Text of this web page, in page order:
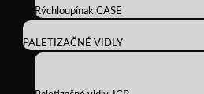
Rýchloupínak CASE
PALETIZAČNÉ VIDLY